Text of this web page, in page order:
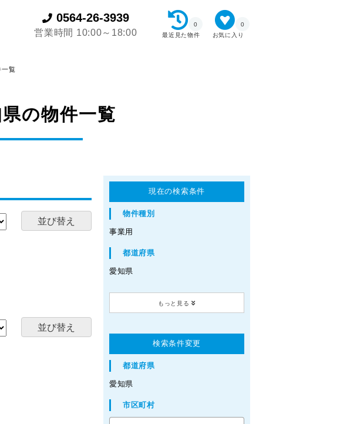
お気に入り
0
最近見た物件
0
0564-26-3939
営業時間 10:00～18:00
一覧
の物件一覧
現在の検索条件
物件種別
事業用
都道府県
愛知県
もっと見る
0.0001万円以上 ～ 上限なし
気にしない
検索条件変更
都道府県
愛知県
市区町村